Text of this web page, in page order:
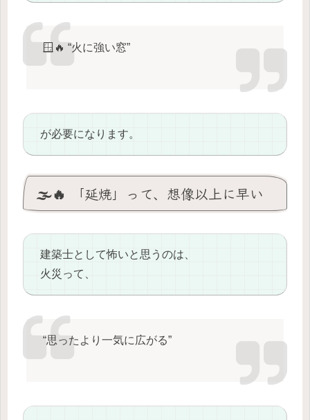
🪟🔥 “火に強い窓”
が必要になります。
🌫️🔥 「延焼」って、想像以上に早い
建築士として怖いと思うのは、
火災って、
“思ったより一気に広がる”